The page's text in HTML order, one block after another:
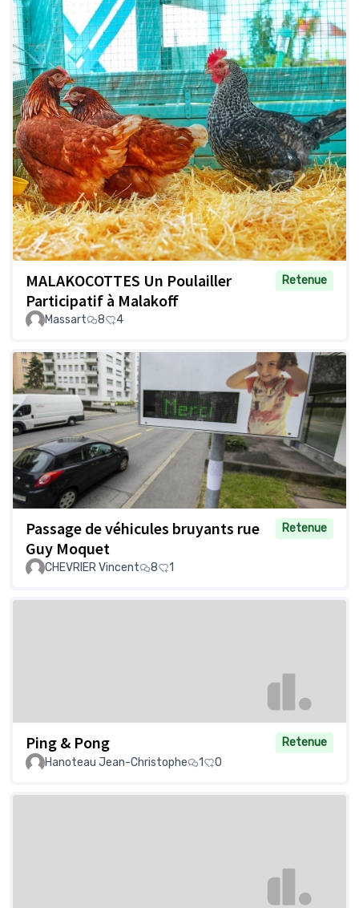
MALAKOCOTTES Un Poulailler
Participatif à Malakoff
Retenue
Massart 8 4
Passage de véhicules bruyants rue
Guy Moquet
Retenue
CHEVRIER Vincent 8 1
Ping & Pong
Retenue
Hanoteau Jean-Christophe
1 0